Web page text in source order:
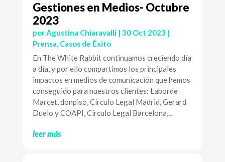
Gestiones en Medios- Octubre
2023
porAgustina Chiaravalli| 30 Oct 2023 |
Prensa, Casos de Éxito
En The White Rabbit continuamos creciendo día
a día, y por ello compartimos los principales
impactos en medios de comunicación que hemos
conseguido para nuestros clientes: Laborde
Marcet, donpiso, Círculo Legal Madrid, Gerard
Duelo y COAPI, Círculo Legal Barcelona,...
leer más